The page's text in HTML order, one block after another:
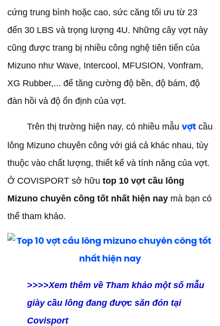
cứng trung bình hoặc cao, sức căng tối ưu từ 23
đến 30 LBS và trọng lượng 4U. Những cây vợt này
cũng được trang bị nhiều công nghệ tiên tiến của
Mizuno như Wave, Intercool, MFUSION, Vonfram,
XG Rubber,... để tăng cường độ bền, độ bám, độ
đàn hồi và độ ổn định của vợt.
Trên thị trường hiện nay, có nhiều mẫu vợt cầu
lông Mizuno chuyên công với giá cả khác nhau, tùy
thuộc vào chất lượng, thiết kế và tính năng của vợt.
Ở COVISPORT sở hữu top 10 vợt cầu lông
Mizuno chuyên công tốt nhất hiện nay mà bạn có
thể tham khảo.
>>>>Xem thêm về Tham khảo một số mẫu
giày cầu lông đang được săn đón tại
Covisport